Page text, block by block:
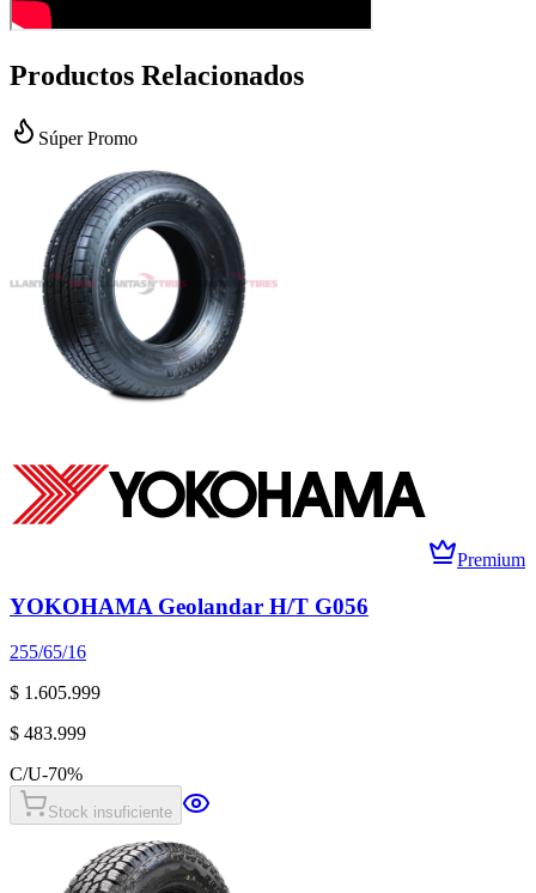
Productos Relacionados
Súper Promo
Premium
YOKOHAMA Geolandar H/T G056
255/65/16
$ 1.605.999
$ 483.999
C/U-70%
Stock insuficiente